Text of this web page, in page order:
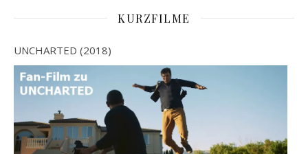
KURZFILME
UNCHARTED (2018)